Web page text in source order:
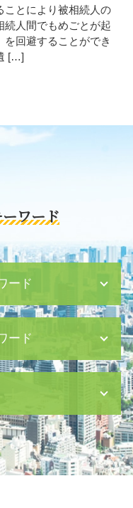
ことにより被相続人の
続人間でもめごとが起
を回避することができ
[…]
ワード
ード
ード